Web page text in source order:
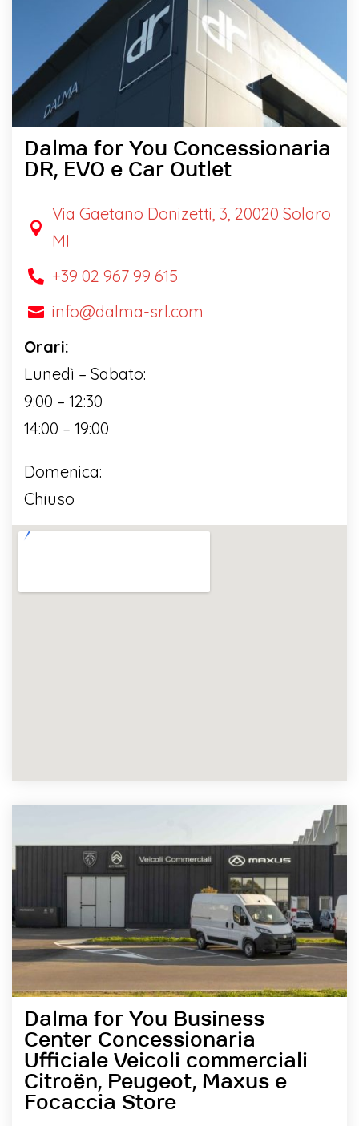
Dalma for You Concessionaria
DR, EVO e Car Outlet

Via Gaetano Donizetti, 3, 20020 Solaro
MI
 +39 02 967 99 615
 info@dalma-srl.com
Orari:
Lunedì – Sabato:
9:00 – 12:30
14:00 – 19:00
Domenica:
Chiuso
Dalma for You Business
Center Concessionaria
Ufficiale Veicoli commerciali
Citroën, Peugeot, Maxus e
Focaccia Store